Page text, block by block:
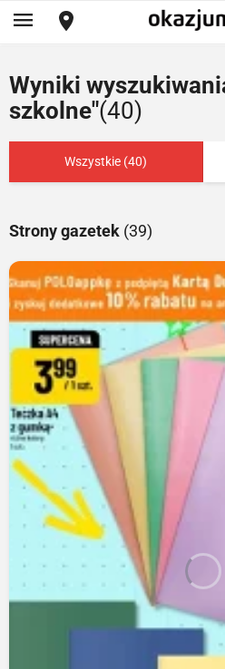
Wyniki
szkolne"(40)
Wszystkie (40)
Strony gazetek (39)